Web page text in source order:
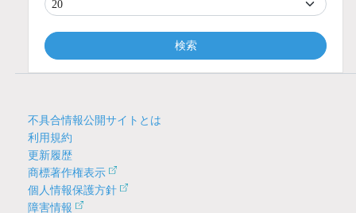
検索
不具合情報公開サイトとは
利用規約
更新履歴
商標著作権表示
個人情報保護方針
障害情報